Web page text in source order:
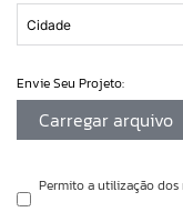
Envie Seu Projeto:
Carregar arquivo
Permito a utilização